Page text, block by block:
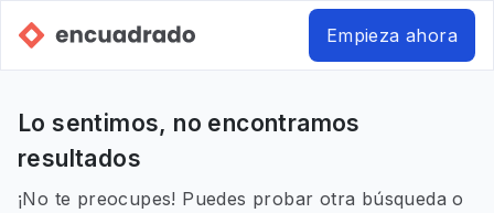
Empieza ahora
Lo sentimos, no encontramos
resultados
¡No te preocupes! Puedes probar otra búsqueda o